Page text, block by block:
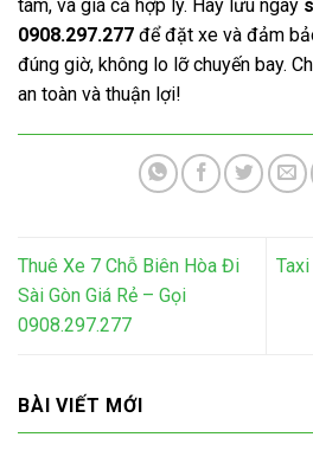
tâm, và giá cả hợp lý. Hãy lưu ngay
0908.297.277 để đặt xe và đảm
đúng giờ, không lo lỡ chuyến bay.
an toàn và thuận lợi!
Thuê Xe 7 Chỗ Biên Hòa Đi
Sài Gòn Giá Rẻ – Gọi
0908.297.277
BÀI VIẾT MỚI